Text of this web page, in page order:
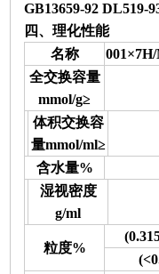
GB13659-92 DL519-
四、理化性能
名称
全交换容量
mmol/g≥
体积交换容
量mmol/ml≥
含水量%
湿视密度
g/ml
粒度%
(<